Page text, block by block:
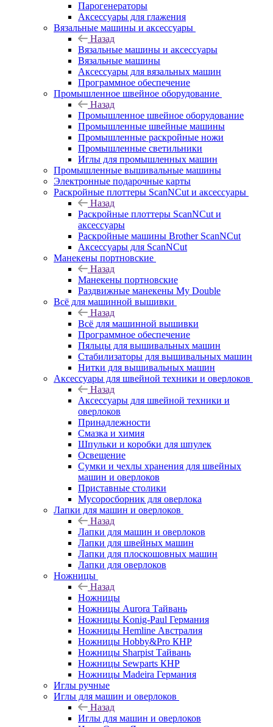
Парогенераторы
Аксессуары для глажения
Вязальные машины и аксессуары
Назад
Вязальные машины и аксессуары
Вязальные машины
Аксессуары для вязальных машин
Программное обеспечение
Промышленное швейное оборудование
Назад
Промышленное швейное оборудование
Промышленные швейные машины
Промышленные раскройные ножи
Промышленные светильники
Иглы для промышленных машин
Промышленные вышивальные машины
Электронные подарочные карты
Раскройные плоттеры ScanNCut и аксессуары
Назад
Раскройные плоттеры ScanNCut и
аксессуары
Раскройные машины Brother ScanNCut
Аксессуары для ScanNCut
Манекены портновские
Назад
Манекены портновские
Раздвижные манекены My Double
Всё для машинной вышивки
Назад
Всё для машинной вышивки
Программное обеспечение
Пяльцы для вышивальных машин
Стабилизаторы для вышивальных машин
Нитки для вышивальных машин
Аксессуары для швейной техники и оверлоков
Назад
Аксессуары для швейной техники и
оверлоков
Принадлежности
Смазка и химия
Шпульки и коробки для шпулек
Освещение
Сумки и чехлы хранения для швейных
машин и оверлоков
Приставные столики
Мусоросборник для оверлока
Лапки для машин и оверлоков
Назад
Лапки для машин и оверлоков
Лапки для швейных машин
Лапки для плоскошовных машин
Лапки для оверлоков
Ножницы
Назад
Ножницы
Ножницы Aurora Тайвань
Ножницы Konig-Paul Германия
Ножницы Hemline Австралия
Ножницы Hobby&Pro КНР
Ножницы Sharpist Тайвань
Ножницы Sewparts КНР
Ножницы Madeira Германия
Иглы ручные
Иглы для машин и оверлоков
Назад
Иглы для машин и оверлоков